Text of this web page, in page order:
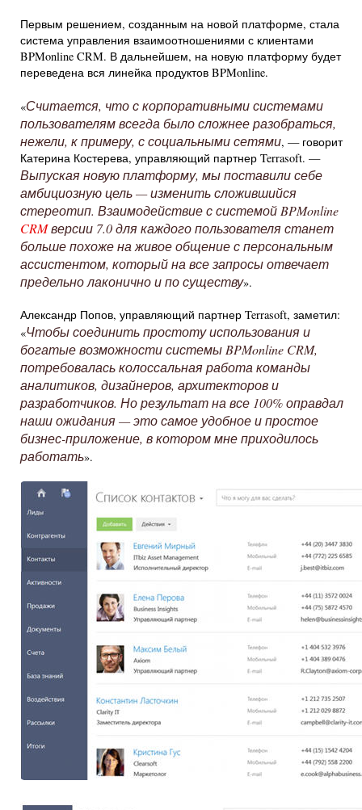
Первым решением, созданным на новой платформе, стала
система управления взаимоотношениями с клиентами
BPMonline CRM. В дальнейшем, на новую платформу будет
переведена вся линейка продуктов BPMonline.
«Считается, что с корпоративными системами
пользователям всегда было сложнее разобраться,
нежели, к примеру, с социальными сетями, — говорит
Катерина Костерева, управляющий партнер Terrasoft. —
Выпуская новую платформу, мы поставили себе
амбициозную цель — изменить сложившийся
стереотип. Взаимодействие с системой BPMonline
CRMверсии 7.0 для каждого пользователя станет
больше похоже на живое общение с персональным
ассистентом, который на все запросы отвечает
предельно лаконично и по существу».
Александр Попов, управляющий партнер Terrasoft, заметил:
«Чтобы соединить простоту использования и
богатые возможности системы BPMonline CRM,
потребовалась колоссальная работа команды
аналитиков, дизайнеров, архитекторов и
разработчиков. Но результат на все 100% оправдал
наши ожидания — это самое удобное и простое
бизнес-приложение, в котором мне приходилось
работать».